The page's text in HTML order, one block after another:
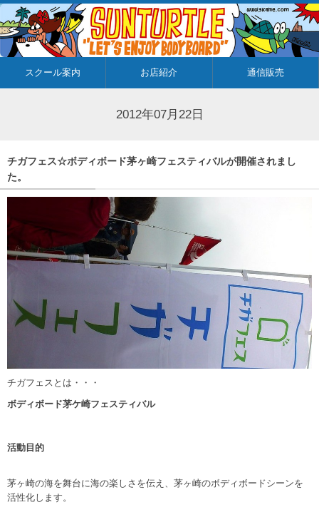
スクール案内 お店紹介 通信販売
2012年07月22日
チガフェス☆ボディボード茅ヶ崎フェスティバルが開催されまし
た。
チガフェスとは・・・
ボディボード茅ケ崎フェスティバル
活動目的
茅ヶ崎の海を舞台に海の楽しさを伝え、茅ヶ崎のボディボードシーンを
活性化します。